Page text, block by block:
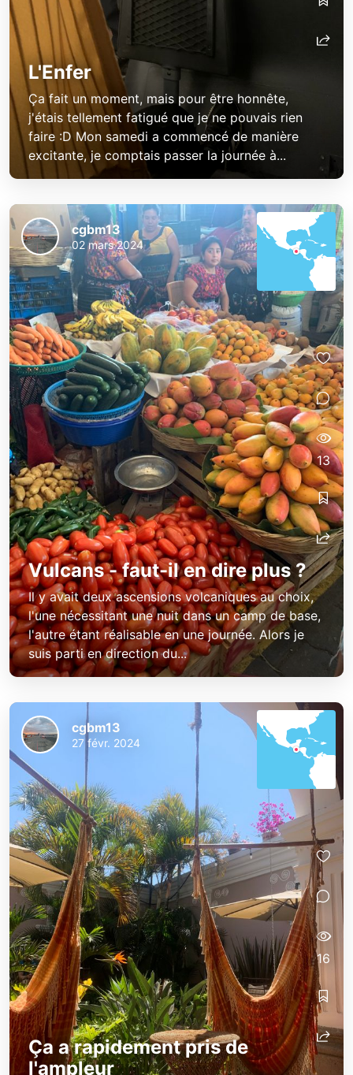
L'Enfer
Ça fait un moment, mais pour être honnête,
j'étais tellement fatigué que je ne pouvais rien
faire :D Mon samedi a commencé de manière
excitante, je comptais passer la journée à...
Vulcans - faut-il en dire plus ?
Il y avait deux ascensions volcaniques au choix,
l'une nécessitant une nuit dans un camp de base,
l'autre étant réalisable en une journée. Alors je
suis parti en direction du...
cgbm13
02 mars 2024
13
Ça a rapidement pris de
l'ampleur
cgbm13
27 févr. 2024
16